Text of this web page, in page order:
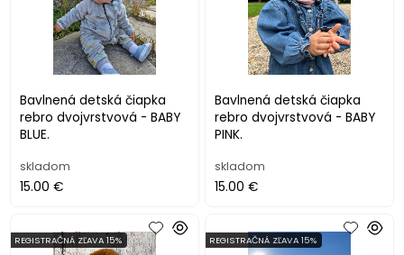
Bavlnená detská čiapka
rebro dvojvrstvová - BABY
BLUE.
skladom
15.00 €
Bavlnená detská čiapka
rebro dvojvrstvová - BABY
PINK.
skladom
15.00 €
REGISTRAČNÁ ZĽAVA 15% REGISTRAČNÁ ZĽAVA 15%